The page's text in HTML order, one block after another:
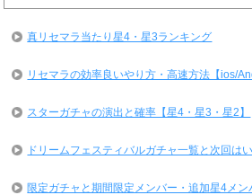
真リセマラ当たり星4・星3ランキング
リセマラの効率良いやり方・高速方法【ios/
スターガチャの演出と確率【星4・星3・星2】
ドリームフェスティバルガチャ一覧と次回は
限定ガチャと期間限定メンバー・追加星4メン